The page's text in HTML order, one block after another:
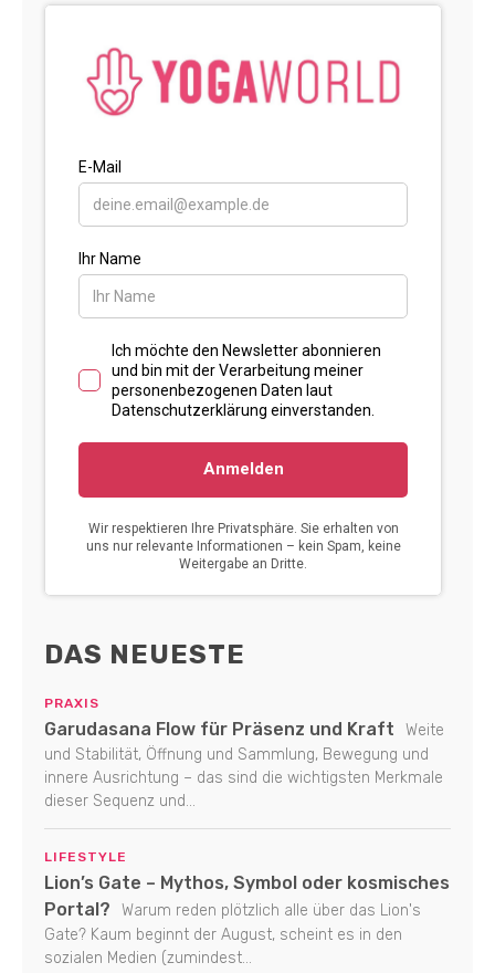
DAS NEUESTE
PRAXIS
Garudasana Flow für Präsenz und Kraft
Weite
und Stabilität, Öffnung und Sammlung, Bewegung und
innere Ausrichtung – das sind die wichtigsten Merkmale
dieser Sequenz und...
LIFESTYLE
Lion’s Gate – Mythos, Symbol oder kosmisches
Portal?
Warum reden plötzlich alle über das Lion's
Gate? Kaum beginnt der August, scheint es in den
sozialen Medien (zumindest...